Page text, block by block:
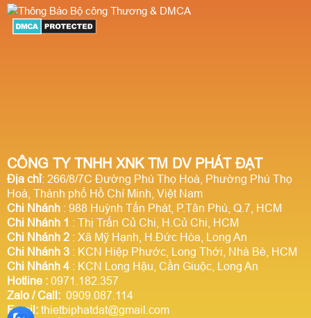
CÔNG TY TNHH XNK TM DV PHÁT ĐẠT
Địa chỉ: 266/8/7C Đường Phú Thọ Hoà, Phường Phú Thọ
Hoà, Thành phố Hồ Chí Minh, Việt Nam
Chi Nhánh : 988 Huỳnh Tấn Phát, P.Tân Phú, Q.7, HCM
Chi Nhánh 1 : Thị Trấn Củ Chi, H.Củ Chi, HCM
Chi Nhánh 2 : Xã Mỹ Hạnh, H.Đức Hòa, Long An
Chi Nhánh 3 : KCN Hiệp Phước, Long Thới, Nhà Bè, HCM
Chi Nhánh 4 : KCN Long Hậu, Cần Giuộc, Long An
Hotline : 0971.182.357
Zalo / Call: 0909.087.114
Email: thietbiphatdat@gmail.com